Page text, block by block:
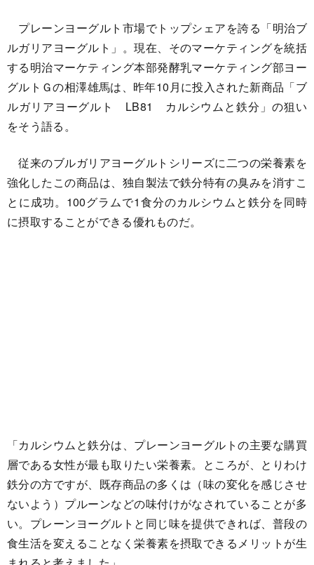
プレーンヨーグルト市場でトップシェアを誇る「明治ブ
ルガリアヨーグルト」。現在、そのマーケティングを統括
する明治マーケティング本部発酵乳マーケティング部ヨー
グルトＧの相澤雄馬は、昨年10月に投入された新商品「ブ
ルガリアヨーグルト LB81 カルシウムと鉄分」の狙い
をそう語る。
従来のブルガリアヨーグルトシリーズに二つの栄養素を
強化したこの商品は、独自製法で鉄分特有の臭みを消すこ
とに成功。100グラムで1食分のカルシウムと鉄分を同時
に摂取することができる優れものだ。
「カルシウムと鉄分は、プレーンヨーグルトの主要な購買
層である女性が最も取りたい栄養素。ところが、とりわけ
鉄分の方ですが、既存商品の多くは（味の変化を感じさせ
ないよう）プルーンなどの味付けがなされていることが多
い。プレーンヨーグルトと同じ味を提供できれば、普段の
食生活を変えることなく栄養素を摂取できるメリットが生